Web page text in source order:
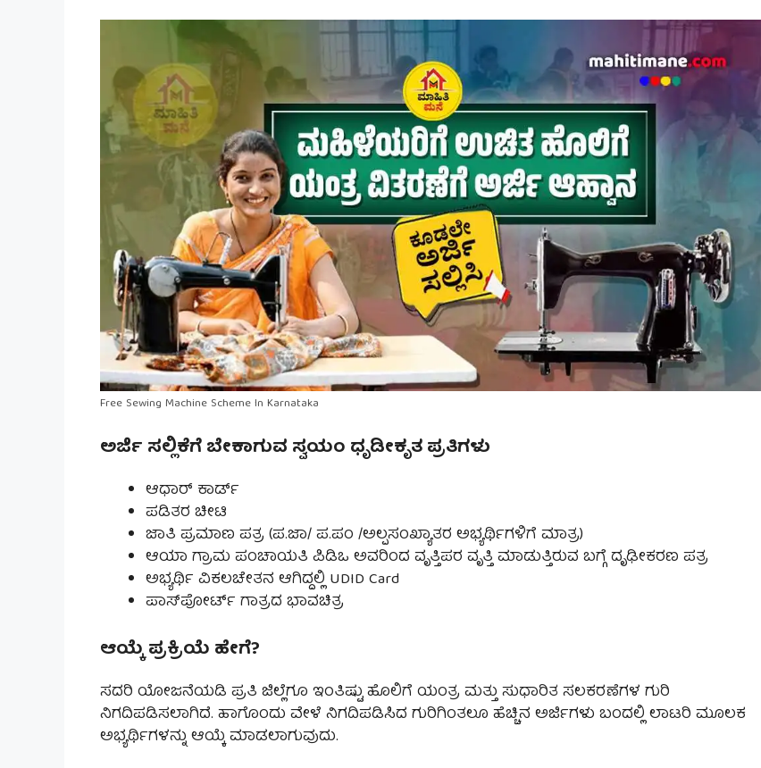
Free Sewing Machine Scheme In Karnataka
ಅರ್ಜಿ ಸಲ್ಲಿಕೆಗೆ ಬೇಕಾಗುವ ಸ್ವಯಂ ಧೃಡೀಕೃತ ಪ್ರತಿಗಳು
ಆಧಾರ್ ಕಾರ್ಡ್
ಪಡಿತರ ಚೀಟಿ
ಜಾತಿ ಪ್ರಮಾಣ ಪತ್ರ (ಪ.ಜಾ/ ಪ.ಪಂ /ಅಲ್ಪಸಂಖ್ಯಾತರ ಅಭ್ಯರ್ಥಿಗಳಿಗೆ ಮಾತ್ರ)
ಆಯಾ ಗ್ರಾಮ ಪಂಚಾಯತಿ ಪಿಡಿಒ ಅವರಿಂದ ವೃತ್ತಿಪರ ವೃತ್ತಿ ಮಾಡುತ್ತಿರುವ ಬಗ್ಗೆ ದೃಢೀಕರಣ ಪತ್ರ
ಅಭ್ಯರ್ಥಿ ವಿಕಲಚೇತನ ಆಗಿದ್ದಲ್ಲಿ UDID Card
ಪಾಸ್‌ಪೋರ್ಟ್ ಗಾತ್ರದ ಭಾವಚಿತ್ರ
ಆಯ್ಕೆ ಪ್ರಕ್ರಿಯೆ ಹೇಗೆ?
ಸದರಿ ಯೋಜನೆಯಡಿ ಪ್ರತಿ ಜಿಲ್ಲೆಗೂ ಇಂತಿಷ್ಟು ಹೊಲಿಗೆ ಯಂತ್ರ ಮತ್ತು ಸುಧಾರಿತ ಸಲಕರಣೆಗಳ ಗುರಿ
ನಿಗದಿಪಡಿಸಲಾಗಿದೆ. ಹಾಗೊಂದು ವೇಳೆ ನಿಗದಿಪಡಿಸಿದ ಗುರಿಗಿಂತಲೂ ಹೆಚ್ಚಿನ ಅರ್ಜಿಗಳು ಬಂದಲ್ಲಿ ಲಾಟರಿ ಮೂಲಕ
ಅಭ್ಯರ್ಥಿಗಳನ್ನು ಆಯ್ಕೆ ಮಾಡಲಾಗುವುದು.